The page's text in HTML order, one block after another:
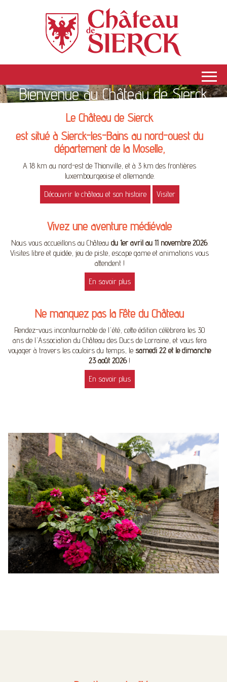
Bienvenue au Château de Sierck
Le Château de Sierck
est situé à Sierck-les-Bains au nord-ouest du
département de la Moselle,
A 18 km au nord-est de Thionville, et à 3 km des frontières
luxembourgeoise et allemande.
Découvrir le château et son histoire
Visiter
Vivez une aventure médiévale
Nous vous accueillons au Château du 1er avril au 11 novembre 2026.
Visites libre et guidée, jeu de piste, escape game et animations vous
attendent !
En savoir plus
Ne manquez pas la Fête du Château
Rendez-vous incontournable de l'été, cette édition célèbrera les 30
ans de l'Association du Château des Ducs de Lorraine, et vous fera
voyager à travers les couloirs du temps, le samedi 22 et le dimanche
23 août 2026!
En savoir plus